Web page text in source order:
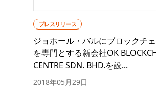
プレスリリース
ジョホール・バルにブロックチ
を専門とする新会社OK
CENTRE SDN. BHD.を設...
2018年05月29日